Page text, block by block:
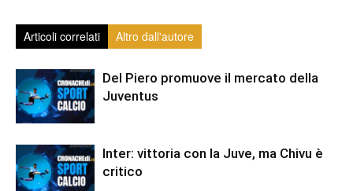
Articoli correlati Altro dall'autore
Del Piero promuove il mercato della
Juventus
Inter: vittoria con la Juve, ma Chivu è
critico